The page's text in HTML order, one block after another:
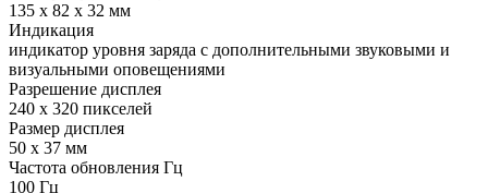
135 х 82 х 32 мм
Индикация
индикатор уровня заряда с дополнительными звуковыми и
визуальными оповещениями
Разрешение дисплея
240 х 320 пикселей
Размер дисплея
50 х 37 мм
Частота обновления Гц
100 Гц